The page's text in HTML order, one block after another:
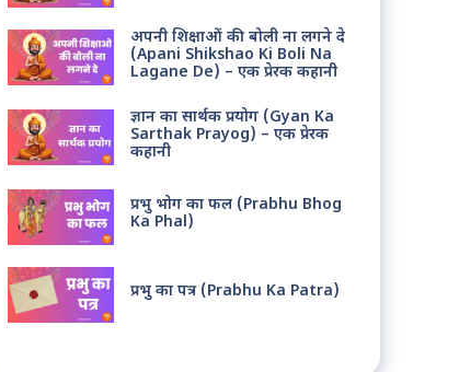
अपनी शिक्षाओं की बोली ना लगने दे
(Apani Shikshao Ki Boli Na
Lagane De) – एक प्रेरक कहानी
ज्ञान का सार्थक प्रयोग (Gyan Ka
Sarthak Prayog) – एक प्रेरक
कहानी
प्रभु भोग का फल (Prabhu Bhog
Ka Phal)
प्रभु का पत्र (Prabhu Ka Patra)